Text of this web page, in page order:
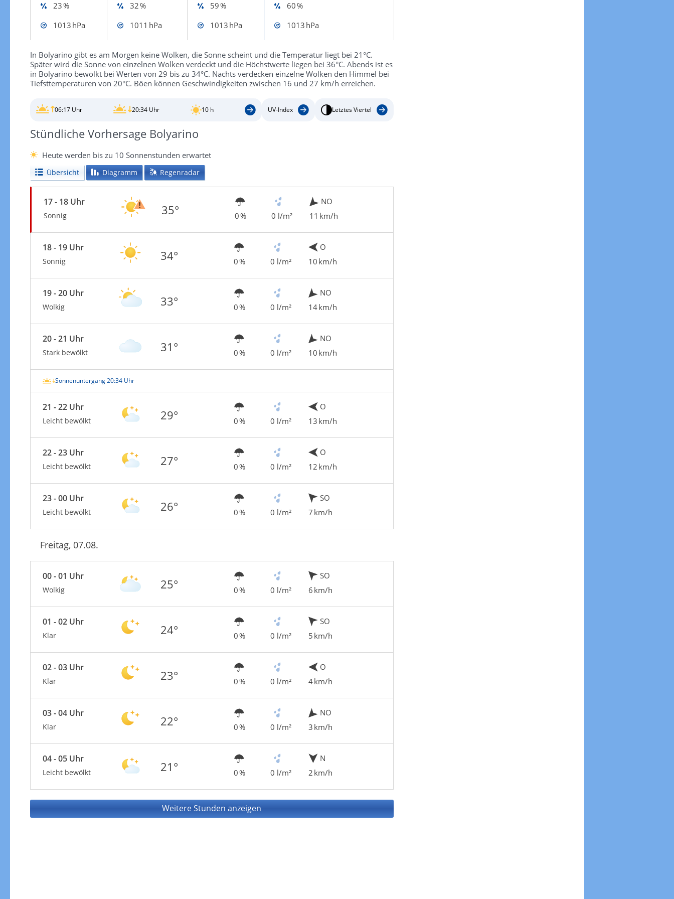
23 % 32 % 59 %
60 %
1013 hPa
1011 hPa 1013 hPa 1013 hPa
In Bolyarino gibt es am Morgen keine Wolken, die Sonne scheint und die Temperatur liegt bei 21°C.
Später wird die Sonne von einzelnen Wolken verdeckt und die Höchstwerte liegen bei 36°C. Abends ist es
in Bolyarino bewölkt bei Werten von 29 bis zu 34°C. Nachts verdecken einzelne Wolken den Himmel bei
Tiefsttemperaturen von 20°C. Böen können Geschwindigkeiten zwischen 16 und 27 km/h erreichen.
06:17 Uhr 20:34 Uhr 10 h UV-Index Letztes Viertel
Stündliche Vorhersage Bolyarino
Heute werden bis zu 10 Sonnenstunden erwartet
Übersicht Diagramm Regenradar
17 - 18 Uhr
Sonnig 35° 0 % 0 l/m²
NO
11 km/h
18 - 19 Uhr
Sonnig 34° 0 % 0 l/m²
O
10 km/h
19 - 20 Uhr
Wolkig 33° 0 % 0 l/m²
NO
14 km/h
20 - 21 Uhr
Stark bewölkt 31° 0 % 0 l/m²
NO
10 km/h
Sonnenuntergang 20:34 Uhr
21 - 22 Uhr
Leicht bewölkt 29° 0 % 0 l/m²
O
13 km/h
22 - 23 Uhr
Leicht bewölkt 27° 0 % 0 l/m²
O
12 km/h
23 - 00 Uhr
Leicht bewölkt 26° 0 % 0 l/m²
SO
7 km/h
Freitag, 07.08.
00 - 01 Uhr
Wolkig 25° 0 % 0 l/m²
SO
6 km/h
01 - 02 Uhr
Klar 24° 0 % 0 l/m²
SO
5 km/h
02 - 03 Uhr
Klar 23° 0 % 0 l/m²
O
4 km/h
03 - 04 Uhr
Klar 22° 0 % 0 l/m²
NO
3 km/h
04 - 05 Uhr
Leicht bewölkt 21° 0 % 0 l/m²
N
2 km/h
Weitere Stunden anzeigen